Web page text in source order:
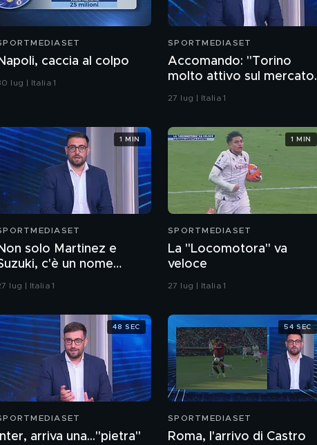
caccia al colpo
lug | Italia 1
SPORTMEDIASET
Accomando: "Torino
molto attivo sul mercato,
colpo da 120 milioni per il
27 lug | Italia 1
solo Martinez e
c'è un nome
nuovo per la porta della
lug | Italia 1
1 MIN
SPORTMEDIASET
La "Locomotora" va
veloce
27 lug | Italia 1
1 MIN
Inter, arriva una..."pietra"
48 SEC
SPORTMEDIASET
Roma, l'arrivo di Castro
54 SEC